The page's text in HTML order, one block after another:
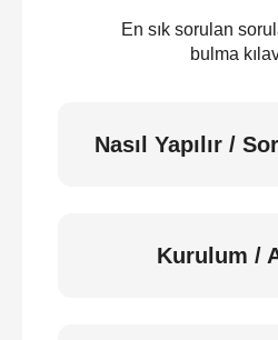
En sık sorulan
bulma
Nasıl Yapılır /
Kurulum /